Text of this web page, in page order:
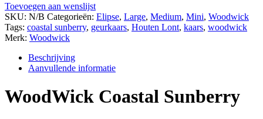
Toevoegen aan wenslijst
SKU: N/B Categorieën: Elipse, Large, Medium, Mini, Woodwick
Tags: coastal sunberry, geurkaars, Houten Lont, kaars, woodwick
Merk: Woodwick
Beschrijving
Aanvullende informatie
WoodWick Coastal Sunberry